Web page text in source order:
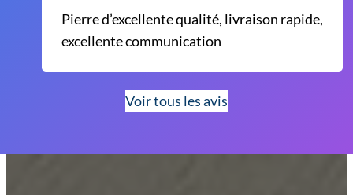
Pierre d’excellente qualité, livraison rapide,
excellente communication
Voir tous les avis